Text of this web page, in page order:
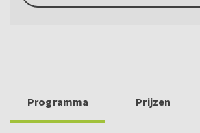
Programma Prijzen